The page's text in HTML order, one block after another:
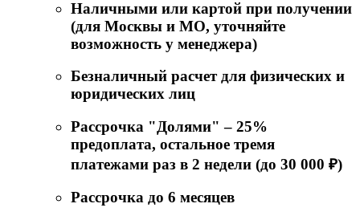
Наличными или картой при получении
(для Москвы и МО, уточняйте
возможность у менеджера)
Безналичный расчет для физических и
юридических лиц
Рассрочка "Долями" – 25%
предоплата, остальное тремя
платежами раз в 2 недели (до 30 000 ₽)
Рассрочка до 6 месяцев